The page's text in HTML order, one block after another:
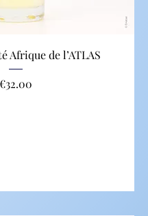
Afrique de l’ATLAS
Price
€32.00